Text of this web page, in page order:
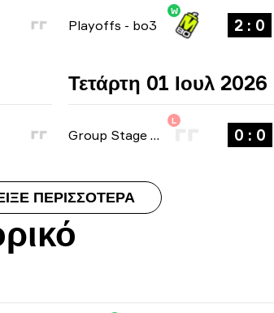
Playoffs - bo3
W
2 : 0
Τετάρτη 01 Ιουλ 2026
Group Stage
L
0 : 0
ΠΕΡΙΣΣΌΤΕΡΑ